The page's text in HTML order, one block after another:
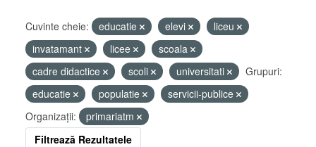
Cuvinte cheie: educatie elevi
liceu
invatamant
licee
scoala
cadre didactice
scoli universitati
Grupuri:
educatie
populatie
servicii-publice
Organizații:
primariatm
Filtrează Rezultatele